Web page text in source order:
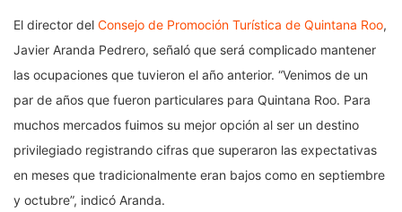
El director del Consejo de Promoción Turística de Quintana Roo,
Javier Aranda Pedrero, señaló que será complicado mantener
las ocupaciones que tuvieron el año anterior. “Venimos de un
par de años que fueron particulares para Quintana Roo. Para
muchos mercados fuimos su mejor opción al ser un destino
privilegiado registrando cifras que superaron las expectativas
en meses que tradicionalmente eran bajos como en septiembre
y octubre”, indicó Aranda.